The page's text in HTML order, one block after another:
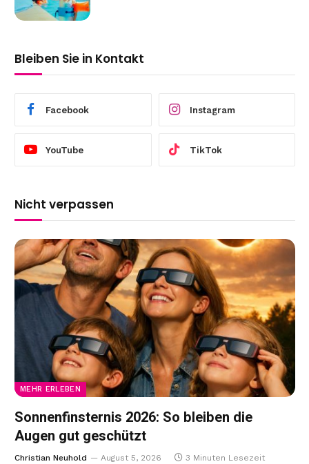
Bleiben Sie in Kontakt
Facebook Instagram
YouTube TikTok
Nicht verpassen
MEHR ERLEBEN
Sonnenfinsternis 2026: So bleiben die
Augen gut geschützt
Christian Neuhold August 5, 2026 3 Minuten Lesezeit